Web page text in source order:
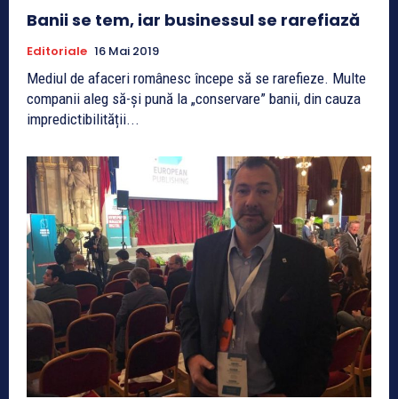
Banii se tem, iar businessul se rarefiază
Editoriale 16 Mai 2019
Mediul de afaceri românesc începe să se rarefieze. Multe
companii aleg să-și pună la „conservare” banii, din cauza
impredictibilității...